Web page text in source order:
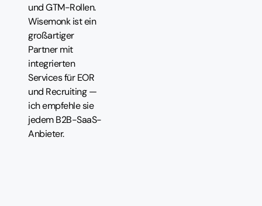
und GTM-Rollen.
Wisemonk ist ein
großartiger
Partner mit
integrierten
Services für EOR
und Recruiting —
ich empfehle sie
jedem B2B-SaaS-
Anbieter.